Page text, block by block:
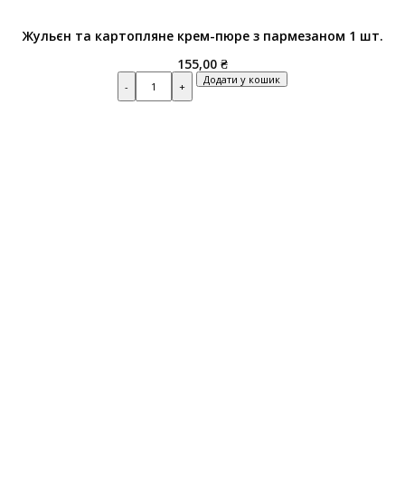
Жульєн та картопляне крем-пюре з пармезаном 1 шт.
155,00 ₴
Quantity Додати у кошик